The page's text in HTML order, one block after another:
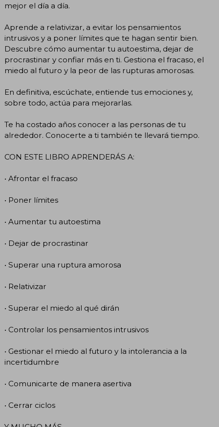
mejor el día a día.
Aprende a relativizar, a evitar los pensamientos
intrusivos y a poner límites que te hagan sentir bien.
Descubre cómo aumentar tu autoestima, dejar de
procrastinar y confiar más en ti. Gestiona el fracaso, el
miedo al futuro y la peor de las rupturas amorosas.
En definitiva, escúchate, entiende tus emociones y,
sobre todo, actúa para mejorarlas.
Te ha costado años conocer a las personas de tu
alrededor. Conocerte a ti también te llevará tiempo.
CON ESTE LIBRO APRENDERÁS A:
• Afrontar el fracaso
• Poner límites
• Aumentar tu autoestima
• Dejar de procrastinar
• Superar una ruptura amorosa
• Relativizar
• Superar el miedo al qué dirán
• Controlar los pensamientos intrusivos
• Gestionar el miedo al futuro y la intolerancia a la
incertidumbre
• Comunicarte de manera asertiva
• Cerrar ciclos